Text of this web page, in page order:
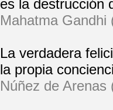
es la destrucción
Mahatma Gandhi
La verdadera
la propia
Núñez de Arenas